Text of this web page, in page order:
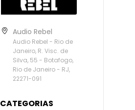
Audio Rebel
Audio Rebel - Rio de
Janeiro, R. Visc. de
Silva, 55 - Botafogo,
Rio de Janeiro - RJ,
22271-091
CATEGORIAS